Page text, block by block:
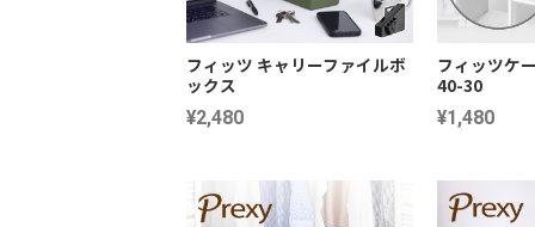
フィッツ キャリーファイルボ
ックス
¥2,480
フィッツケ
40-30
¥1,480